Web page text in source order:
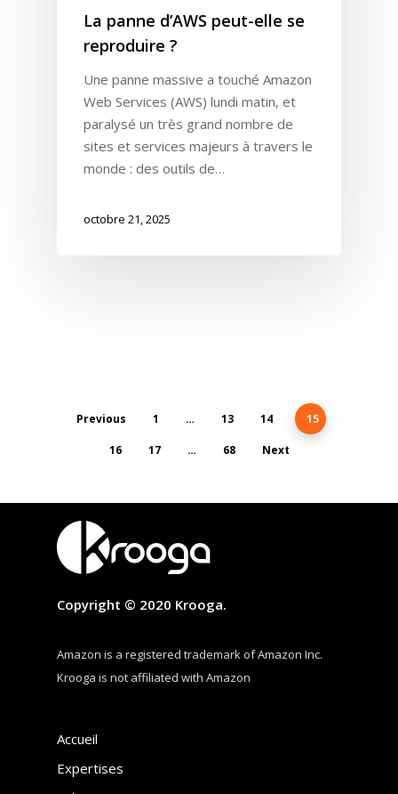
La panne d’AWS peut-elle se
reproduire ?
Une panne massive a touché Amazon
Web Services (AWS) lundi matin, et
paralysé un très grand nombre de
sites et services majeurs à travers le
monde : des outils de…
octobre 21, 2025
Previous 1 … 13 14 15
16 17 … 68 Next
Copyright © 2020 Krooga.
Amazon is a registered trademark of Amazon Inc.
Krooga is not affiliated with Amazon
Accueil
Expertises